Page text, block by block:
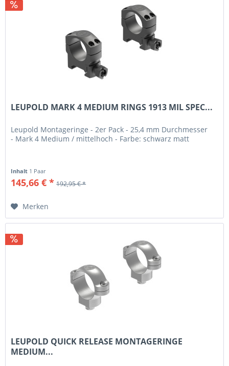
LEUPOLD MARK 4 MEDIUM RINGS 1913 MIL SPEC...
Leupold Montageringe - 2er Pack - 25,4 mm Durchmesser
- Mark 4 Medium / mittelhoch - Farbe: schwarz matt
Inhalt 1 Paar
145,66 € * 192,95 € *
Merken
LEUPOLD QUICK RELEASE MONTAGERINGE
MEDIUM...